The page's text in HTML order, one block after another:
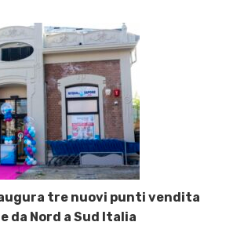
tre nuovi punti vendita
da Nord a Sud Italia